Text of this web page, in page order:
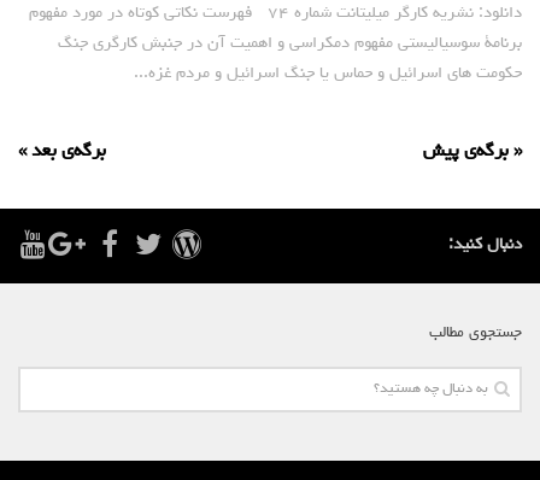
دانلود: نشریه کارگر میلیتانت شماره ۷۴ فهرست نکاتی کوتاه در مورد مفهوم
برنامۀ سوسیالیستی مفهوم دمکراسی و اهمیت آن در جنبش کارگری جنگ
حکومت های اسرائیل و حماس یا جنگ اسرائیل و مردم غزه...
« برگه‌ی پیش برگه‌ی بعد »
دنبال کنید:
جستجوی مطالب